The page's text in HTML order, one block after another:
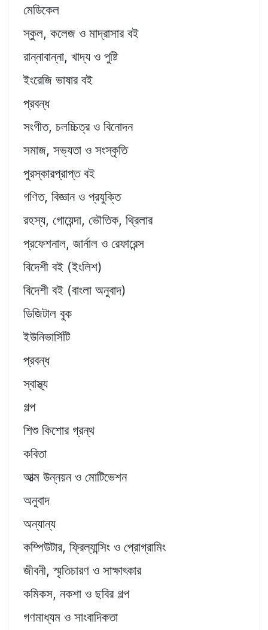
মেডিকেল
স্কুল, কলেজ ও মাদ্রাসার বই
রান্নাবান্না, খাদ্য ও পুষ্টি
ইংরেজি ভাষার বই
প্রবন্ধ
সংগীত, চলচ্চিত্র ও বিনোদন
সমাজ, সভ্যতা ও সংস্কৃতি
পুরস্কারপ্রাপ্ত বই
গণিত, বিজ্ঞান ও প্রযুক্তি
রহস্য, গোয়েন্দা, ভৌতিক, থ্রিলার
প্রফেশনাল, জার্নাল ও রেফারেন্স
বিদেশী বই (ইংলিশ)
বিদেশী বই (বাংলা অনুবাদ)
ডিজিটাল বুক
ইউনিভার্সিটি
প্রবন্ধ
স্বাস্থ্য
গল্প
শিশু কিশোর গ্রন্থ
কবিতা
আত্ম উন্নয়ন ও মোটিভেশন
অনুবাদ
অন্যান্য
কম্পিউটার, ফ্রিল্যান্সিং ও প্রোগ্রামিং
জীবনী, স্মৃতিচারণ ও সাক্ষাৎকার
কমিকস, নকশা ও ছবির গল্প
গণমাধ্যম ও সাংবাদিকতা